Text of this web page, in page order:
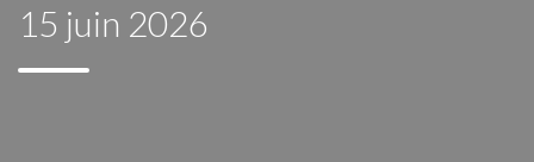
15 juin 2026